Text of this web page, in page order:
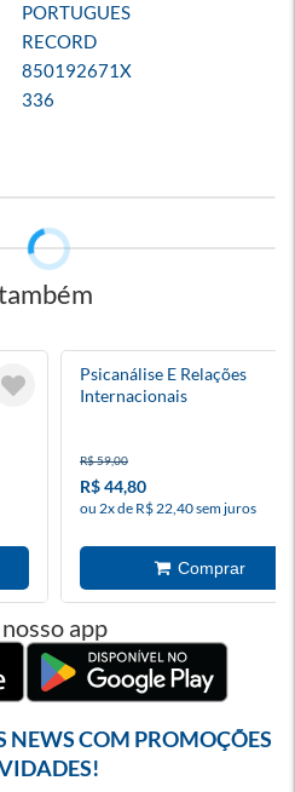
PORTUGUES
RECORD
850192671X
336
Psicanálise E Relações
Internacionais
R$ 59,00
R$ 44,80
ou 2x de R$ 22,40 sem juros
app
NEWS COM PROMOÇÕES